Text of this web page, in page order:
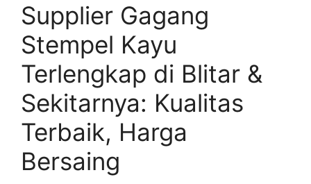
Supplier Gagang
Stempel Kayu
Terlengkap di Blitar &
Sekitarnya: Kualitas
Terbaik, Harga
Bersaing